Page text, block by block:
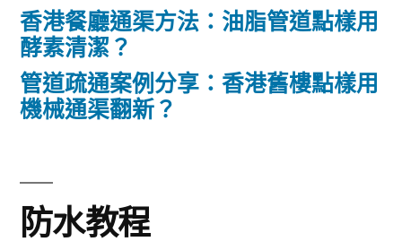
香港餐廳通渠方法：油脂管道點樣用
酵素清潔？
管道疏通案例分享：香港舊樓點樣用
機械通渠翻新？
防水教程